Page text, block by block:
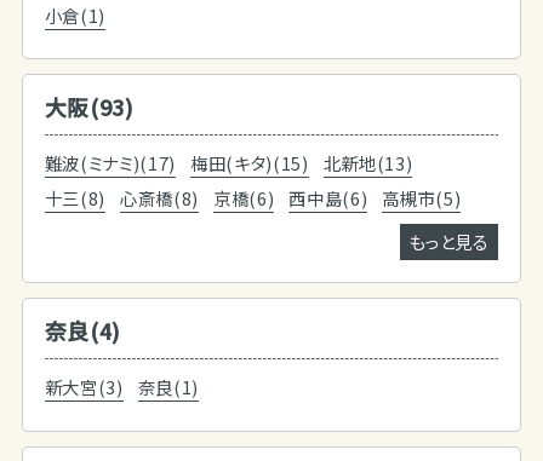
小倉(1)
大阪(93)
難波(ミナミ)(17) 梅田(キタ)(15)
北新地(13)
十三(8)
心斎橋(8) 京橋(6) 西中島(6)
高槻市(5)
もっと見る
奈良(4)
新大宮(3) 奈良(1)